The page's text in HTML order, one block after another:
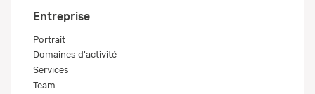
Entreprise
Portrait
Domaines d'activité
Services
Team